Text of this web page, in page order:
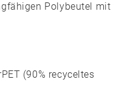
Polybeutel mit
(90% recyceltes